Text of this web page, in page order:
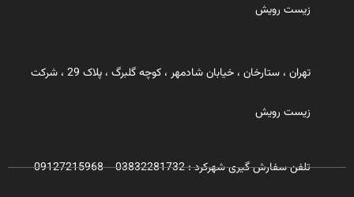
زیست رویش
تهران ، ستارخان ، خیابان شادمهر ، کوچه گلبرگ ، پلاک 29 ، شرکت
زیست رویش
تلفن سفارش گیری شهرکرد : 03832281732 - 09127215968